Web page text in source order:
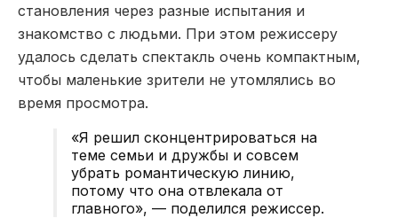
становления через разные испытания и
знакомство с людьми. При этом режиссеру
удалось сделать спектакль очень компактным,
чтобы маленькие зрители не утомлялись во
время просмотра.
«Я решил сконцентрироваться на
теме семьи и дружбы и совсем
убрать романтическую линию,
потому что она отвлекала от
главного», — поделился режиссер.